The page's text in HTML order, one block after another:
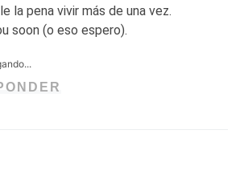
la pena vivir más de una vez.
soon (o eso espero).